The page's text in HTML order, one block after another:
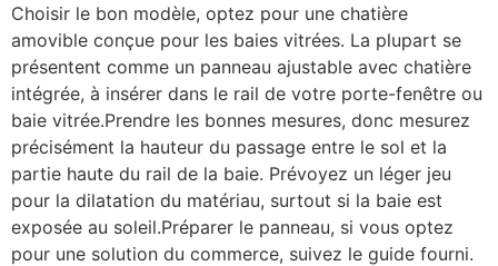
Choisir le bon modèle, optez pour une chatière
amovible conçue pour les baies vitrées. La plupart se
présentent comme un panneau ajustable avec chatière
intégrée, à insérer dans le rail de votre porte-fenêtre ou
baie vitrée.Prendre les bonnes mesures, donc mesurez
précisément la hauteur du passage entre le sol et la
partie haute du rail de la baie. Prévoyez un léger jeu
pour la dilatation du matériau, surtout si la baie est
exposée au soleil.Préparer le panneau, si vous optez
pour une solution du commerce, suivez le guide fourni.